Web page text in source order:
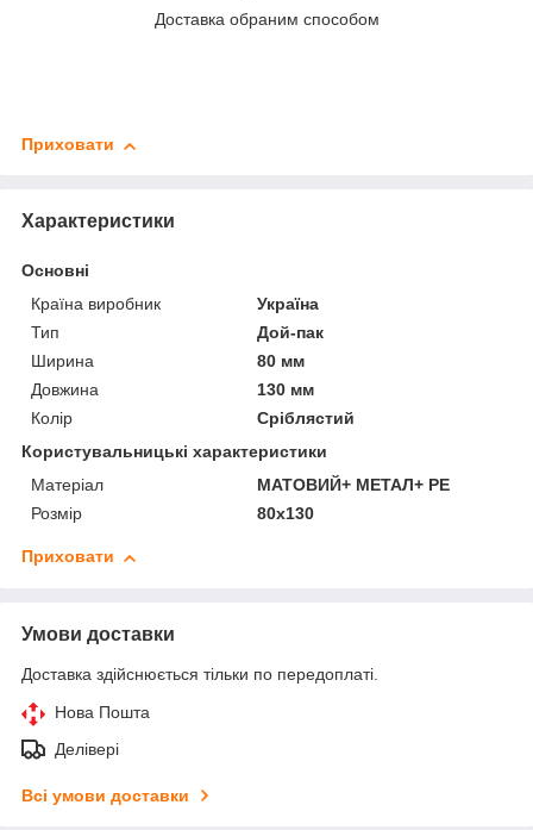
Доставка обраним способом
Приховати
Характеристики
Основні
Країна виробник
Україна
Тип
Дой-пак
Ширина
80 мм
Довжина
130 мм
Колір
Сріблястий
Користувальницькі характеристики
Матеріал
МАТОВИЙ+ МЕТАЛ+ PE
Розмір
80х130
Приховати
Умови доставки
Доставка здійснюється тільки по передоплаті.
Нова Пошта
Делівері
Всі умови доставки